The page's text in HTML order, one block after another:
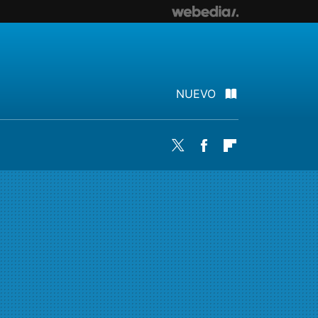
NUEVO
Twitter Facebook